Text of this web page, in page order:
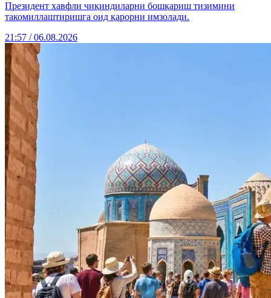
Президент хавфли чиқиндиларни бошқариш тизимини
такомиллаштиришга оид қарорни имзолади.
21:57 / 06.08.2026